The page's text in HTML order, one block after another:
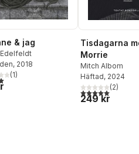
& jag
, 2018
5 stjärnor. Totalt antal röster:
(1)
Tisdagarna
Morrie
Mitch Albom
Häftad, 2024
5,0utav 5(2)
249 kr